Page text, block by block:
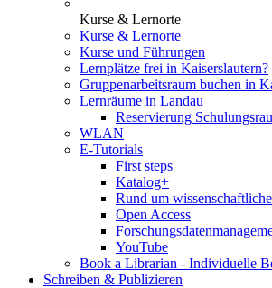
Kurse & Lernorte
Kurse & Lernorte
Kurse und Führungen
Lernplätze frei in Kaiserslautern?
Gruppenarbeitsraum buchen in
Lernräume in Landau
Reservierung
WLAN
E-Tutorials
First steps
Katalog+
Rund um
Open Access
YouTube
Book a Librarian - Individuelle
Schreiben & Publizieren